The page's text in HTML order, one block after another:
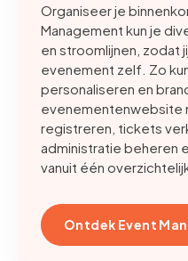
Organiseer je
Management kun je
en stroomlijnen, zodat
evenement zelf. Zo
personaliseren en
evenementenwebsite
registreren, tickets
administratie beheren
vanuit één
Ontdek Event